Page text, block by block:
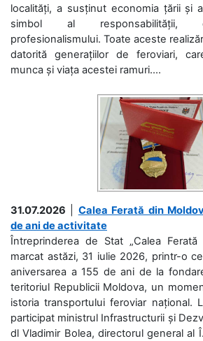
localități, a susținut economia țării și
simbol al responsabilității,
profesionalismului. Toate aceste
datorită generațiilor de feroviari,
munca și viața acestei ramuri....
31.07.2026
Calea Ferată din
de ani de activitate
Întreprinderea de Stat „Calea
marcat astăzi, 31 iulie 2026, printr-o
aniversarea a 155 de ani de la
teritoriul Republicii Moldova, un
istoria transportului feroviar național.
participat ministrul Infrastructurii și
dl Vladimir Bolea, directorul general al